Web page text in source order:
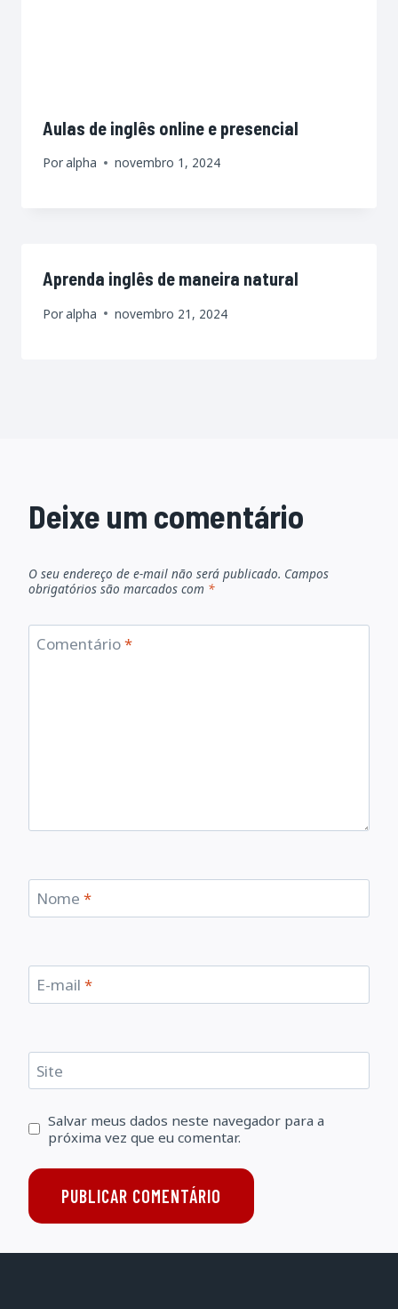
Aulas de inglês online e presencial
Poralpha novembro 1, 2024
Aprenda inglês de maneira natural
Poralpha novembro 21, 2024
Deixe um comentário
O seu endereço de e-mail não será publicado. Campos
obrigatórios são marcados com *
Comentário*
Nome *
E-mail *
Site
Salvar meus dados neste navegador para a
próxima vez que eu comentar.